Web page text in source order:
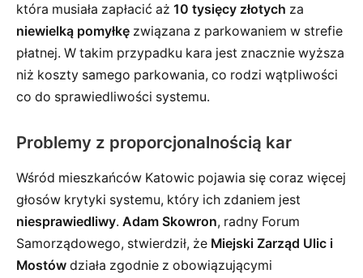
która musiała zapłacić aż 10 tysięcy złotych za
niewielką pomyłkę związana z parkowaniem w strefie
płatnej. W takim przypadku kara jest znacznie wyższa
niż koszty samego parkowania, co rodzi wątpliwości
co do sprawiedliwości systemu.
Problemy z proporcjonalnością kar
Wśród mieszkańców Katowic pojawia się coraz więcej
głosów krytyki systemu, który ich zdaniem jest
niesprawiedliwy. Adam Skowron, radny Forum
Samorządowego, stwierdził, że Miejski Zarząd Ulic i
Mostów działa zgodnie z obowiązującymi